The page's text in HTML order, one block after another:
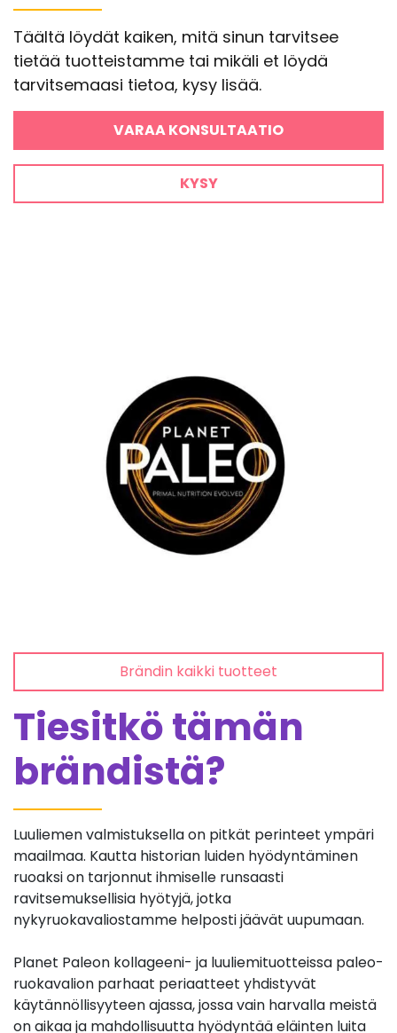
Täältä löydät kaiken, mitä sinun tarvitsee
tietää tuotteistamme tai mikäli et löydä
tarvitsemaasi tietoa, kysy lisää.
VARAA KONSULTAATIO
KYSY
Brändin kaikki tuotteet
Tiesitkö tämän
brändistä?
Luuliemen valmistuksella on pitkät perinteet ympäri
maailmaa. Kautta historian luiden hyödyntäminen
ruoaksi on tarjonnut ihmiselle runsaasti
ravitsemuksellisia hyötyjä, jotka
nykyruokavaliostamme helposti jäävät uupumaan.
Planet Paleon kollageeni- ja luuliemituotteissa paleo-
ruokavalion parhaat periaatteet yhdistyvät
käytännöllisyyteen ajassa, jossa vain harvalla meistä
on aikaa ja mahdollisuutta hyödyntää eläinten luita